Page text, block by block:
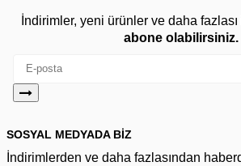
İndirimler, yeni ürünler ve daha
abone olabilirsiniz.
SOSYAL MEDYADA BİZ
İndirimlerden ve daha fazlasından